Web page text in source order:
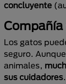
concluyente
Los gatos
seguro.
animales,
sus cuidadores.